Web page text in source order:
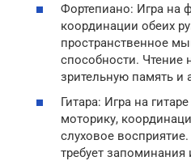
Фортепиано: Игра на
координации обеих
пространственное
способности. Чтение
зрительную память и
Гитара: Игра на
моторику,
слуховое
требует